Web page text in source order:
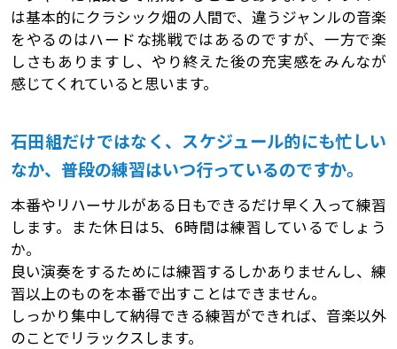
は基本的にクラシック畑の人間で、違うジャンルの音楽
をやるのはハードな挑戦ではあるのですが、一方で楽
しさもありますし、やり終えた後の充実感をみんなが
感じてくれていると思います。
石田組だけではなく、スケジュール的にも忙しい
なか、普段の練習はいつ行っているのですか。
本番やリハーサルがある日もできるだけ早く入って練習
します。また休日は5、6時間は練習しているでしょう
か。
良い演奏をするためには練習するしかありませんし、練
習以上のものを本番で出すことはできません。
しっかり集中して納得できる練習ができれば、音楽以外
のことでリラックスします。